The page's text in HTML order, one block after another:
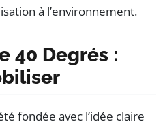
à l’environnement.
40 Degrés :
fondée avec l’idée claire